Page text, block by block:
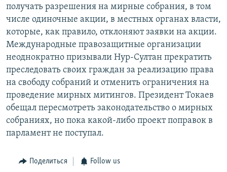
получать разрешения на мирные собрания, в том
числе одиночные акции, в местных органах власти,
которые, как правило, отклоняют заявки на акции.
Международные правозащитные организации
неоднократно призывали Нур-Султан прекратить
преследовать своих граждан за реализацию права
на свободу собраний и отменить ограничения на
проведение мирных митингов. Президент Токаев
обещал пересмотреть законодательство о мирных
собраниях, но пока какой-либо проект поправок в
парламент не поступал.
Поделиться Follow us